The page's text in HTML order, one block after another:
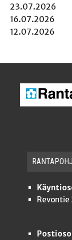
23.07.2026
16.07.2026
12.07.2026
Revontie